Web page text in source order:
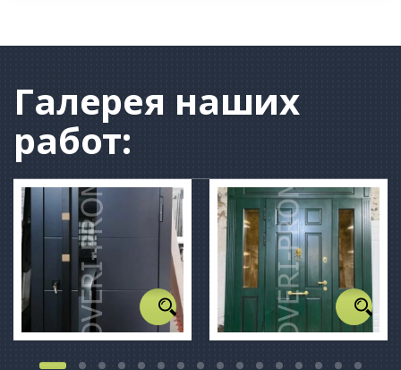
Галерея наших
работ: